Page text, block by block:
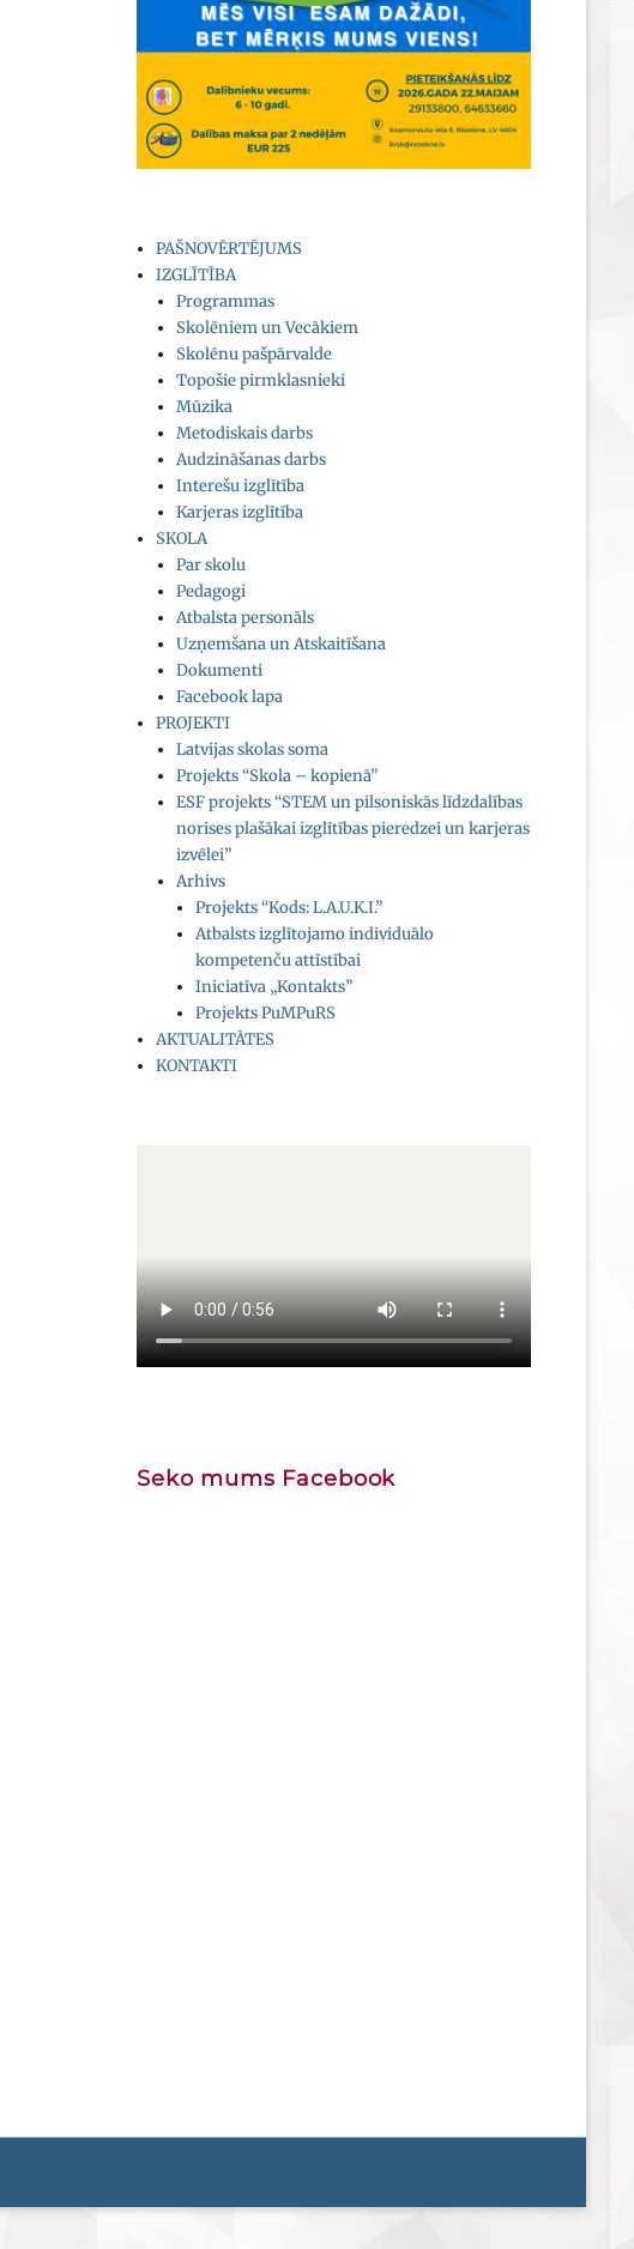
PAŠNOVĒRTĒJUMS
IZGLĪTĪBA
Programmas
Skolēniem un Vecākiem
Skolēnu pašpārvalde
Topošie pirmklasnieki
Mūzika
Metodiskais darbs
Audzināšanas darbs
Interešu izglītība
Karjeras izglītība
SKOLA
Par skolu
Pedagogi
Atbalsta personāls
Uzņemšana un Atskaitīšana
Dokumenti
Facebook lapa
PROJEKTI
Latvijas skolas soma
Projekts “Skola – kopienā”
ESF projekts “STEM un pilsoniskās līdzdalības
norises plašākai izglītības pieredzei un karjeras
izvēlei”
Arhivs
Projekts “Kods: L.A.U.K.I.”
Atbalsts izglītojamo individuālo
kompetenču attīstībai
Iniciatīva „Kontakts”
Projekts PuMPuRS
AKTUALITĀTES
KONTAKTI
Seko mums Facebook